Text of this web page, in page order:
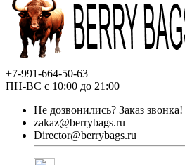
+7-991-664-50-63
ПН-ВС с 10:00 до 21:00
Не дозвонились? Заказ звонка!
zakaz@berrybags.ru
Director@berrybags.ru